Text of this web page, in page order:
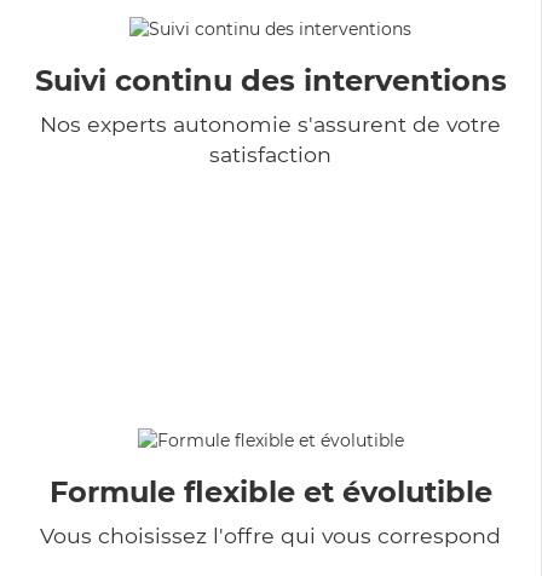
Suivi continu des interventions
Nos experts autonomie s'assurent de votre
satisfaction
Formule flexible et évolutible
Vous choisissez l'offre qui vous correspond